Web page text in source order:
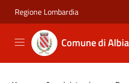
Regione Lombardia
Comune di